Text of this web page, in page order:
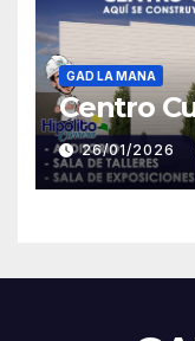
GAD LA MANA
Centro
26/01/2026